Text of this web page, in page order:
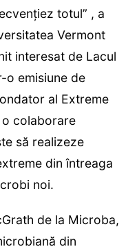
totul” , a
Vermont
interesat de Lacul
o emisiune de
al Extreme
colaborare
să realizeze
din întreaga
noi.
de la Microba,
din